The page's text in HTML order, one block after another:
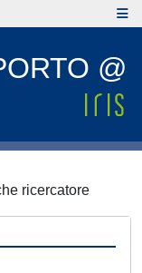
@
ricercatore